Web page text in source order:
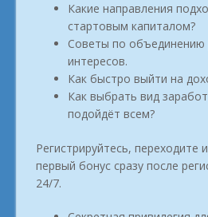
Какие направления
стартовым капиталом?
Советы по
интересов.
Как быстро выйти на
Как выбрать вид
подойдёт всем?
Регистрируйтесь, переходите
первый бонус сразу после
24/7.